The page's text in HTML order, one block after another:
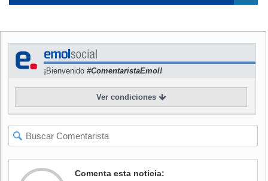
NOTICIASRELACIONADAS
Harry y Meghan llegan a
el príncipe ofreció una charla
de salud mental
Harry llegó a Londres para
Invictus pero no podrá
¡Bienvenido #ComentaristaEmol!
Ver condiciones
Comenta esta noticia: